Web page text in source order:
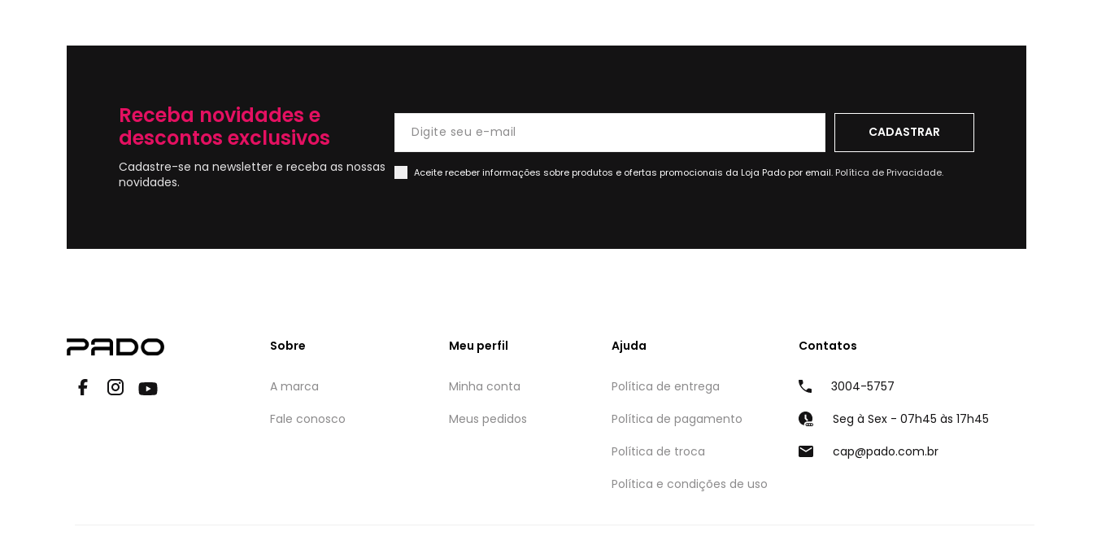
Receba novidades e
descontos exclusivos
Cadastre-se na newsletter e receba as nossas
novidades.
Aceite receber informações sobre produtos e ofertas promocionais da Loja Pado por email. Política de Privacidade.
Sobre
A marca
Fale conosco
Meu perfil
Minha conta
Meus pedidos
Ajuda
Política de entrega
Política de pagamento
Política de troca
Política e condições de uso
Contatos
3004-5757
Seg à Sex - 07h45 às 17h45
cap@pado.com.br